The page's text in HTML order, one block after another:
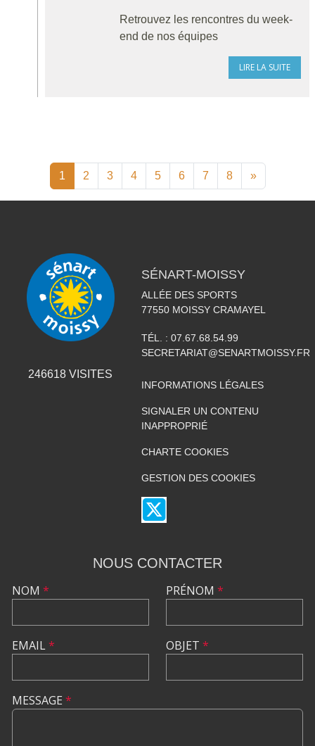
Retrouvez les rencontres du week-
end de nos équipes
LIRE LA SUITE
1 2 3 4 5 6 7 8 »
246618 VISITES
SÉNART-MOISSY
ALLÉE DES SPORTS
77550 MOISSY CRAMAYEL
TÉL. : 07.67.68.54.99
SECRETARIAT@SENARTMOISSY.FR
INFORMATIONS LÉGALES
SIGNALER UN CONTENU
INAPPROPRIÉ
CHARTE COOKIES
GESTION DES COOKIES
NOUS CONTACTER
NOM *
EMAIL*
PRÉNOM *
OBJET *
MESSAGE *